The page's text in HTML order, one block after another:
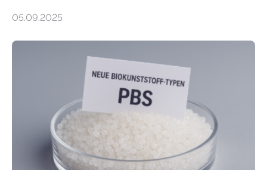
– nur eine Atomlage dick, aber extrem leitfähig und
Sensoren, leistungsstarken Batterien und effizienten
Solarzellen. Eine neue Studie hebt das Potenzial nun
noch auf ein neues Level: Zum ersten Mal haben
Forschende an der Universität Göttingen gemeinsam
mit Kollegen aus Braunschweig, Bremen und der
Schweiz direkt beobachtet, wie in Graphen…
05.09.2025